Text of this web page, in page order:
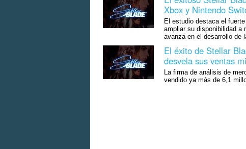
Xbox y Nintendo
El estudio destaca el
ampliar su disponibilidad a
avanza en el desarrollo de
El éxito de Stellar
desvela sus ventas
La firma de análisis de
vendido ya más de 6,1